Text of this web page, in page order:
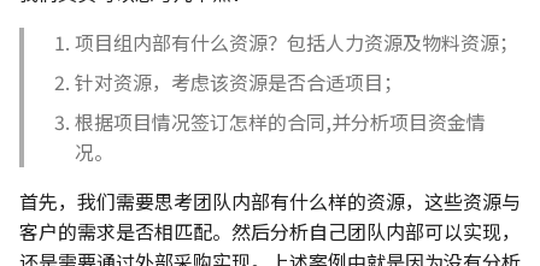
项目组内部有什么资源？包括人力资源及物料资源；
针对资源，考虑该资源是否合适项目；
根据项目情况签订怎样的合同,并分析项目资金情
况。
首先，我们需要思考团队内部有什么样的资源，这些资源与
客户的需求是否相匹配。然后分析自己团队内部可以实现，